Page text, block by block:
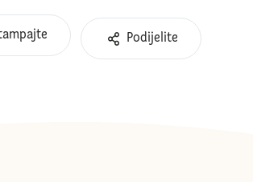
Podijelite